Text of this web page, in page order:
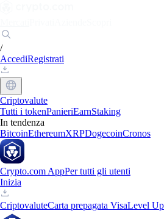
/
AccediRegistrati
Criptovalute
Tutti i tokenPanieriEarnStaking
In tendenza
BitcoinEthereumXRPDogecoinCronos
Crypto.com AppPer tutti gli utenti
Inizia
CriptovaluteCarta prepagata VisaLevel Up